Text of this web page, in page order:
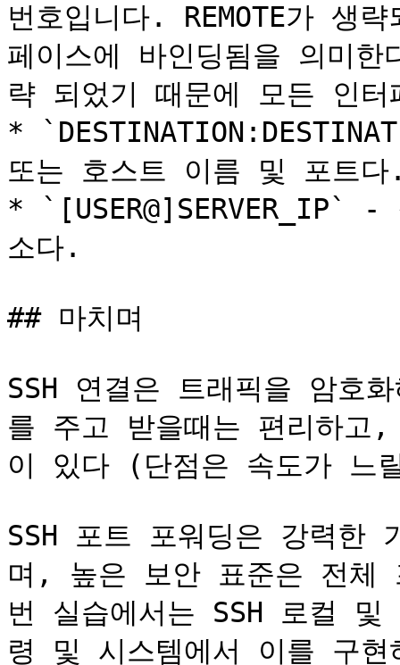
번호입니다. REMOTE가 생
페이스에 바인딩됨을 의미
략 되었기 때문에 모든 인
*
또는 호스트 이름 및 포트
* `[USER@]SERVER_IP`
소다.
## 마치며
SSH 연결은 트래픽을 암호
를 주고 받을때는 편리하
이 있다 (단점은 속도가
SSH 포트 포워딩은 강력한
며, 높은 보안 표준은 전체
번 실습에서는 SSH 로컬
령 및 시스템에서 이를 구